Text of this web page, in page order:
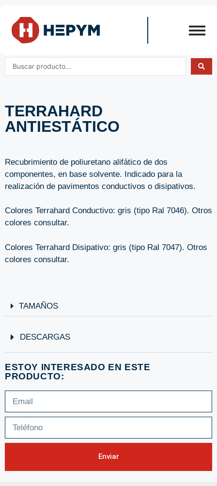
TERRAHARD
ANTIESTÁTICO
Recubrimiento de poliuretano alifático de dos
componentes, en base solvente. Indicado para la
realización de pavimentos conductivos o disipativos.
Colores Terrahard Conductivo: gris (tipo Ral 7046). Otros
colores consultar.
Colores Terrahard Disipativo: gris (tipo Ral 7047). Otros
colores consultar.
TAMAÑOS
DESCARGAS
ESTOY INTERESADO EN ESTE
PRODUCTO:
Enviar